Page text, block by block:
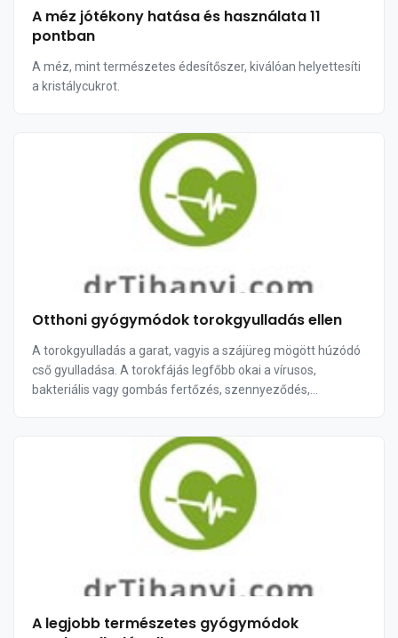
A méz jótékony hatása és használata 11
pontban
A méz, mint természetes édesítőszer, kiválóan helyettesíti
a kristálycukrot.
Otthoni gyógymódok torokgyulladás ellen
A torokgyulladás a garat, vagyis a szájüreg mögött húzódó
cső gyulladása. A torokfájás legfőbb okai a vírusos,
bakteriális vagy gombás fertőzés, szennyeződés,
A legjobb természetes gyógymódok